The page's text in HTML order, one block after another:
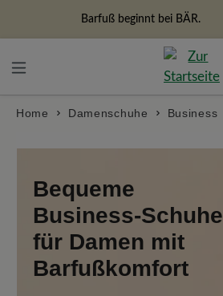
Barfuß beginnt bei BÄR.
Home Damenschuhe Business
Bequeme
Business-Schuhe
für Damen mit
Barfußkomfort